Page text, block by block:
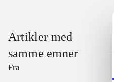
Artikler med
samme emner
Fra